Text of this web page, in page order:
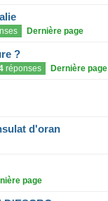
Dernière page
?
réponses Dernière page
d'oran
page